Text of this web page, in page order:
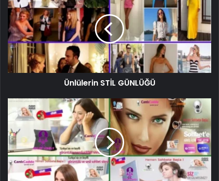
Ünlülerin STİL GÜNLÜĞÜ